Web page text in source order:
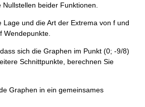
x -
\frac
{ 9 }
{ 8 }
beider Funktionen.
Lage und die Art der Extrema von f und
Wendepunkte.
sich die Graphen im Punkt (0; -9/8)
Schnittpunkte, berechnen Sie
Graphen in ein gemeinsames